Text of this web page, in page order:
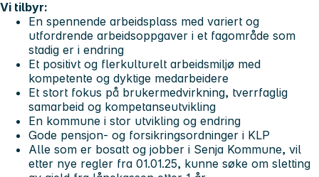
Vi tilbyr:
En spennende arbeidsplass med variert og
utfordrende arbeidsoppgaver i et fagområde som
stadig er i endring
Et positivt og flerkulturelt arbeidsmiljø med
kompetente og dyktige medarbeidere
Et stort fokus på brukermedvirkning, tverrfaglig
samarbeid og kompetanseutvikling
En kommune i stor utvikling og endring
Gode pensjon- og forsikringsordninger i KLP
Alle som er bosatt og jobber i Senja Kommune, vil
etter nye regler fra 01.01.25, kunne søke om sletting